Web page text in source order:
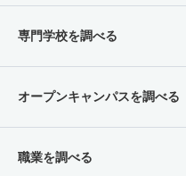
専門学校を調べる
オープンキャンパスを調べる
職業を調べる